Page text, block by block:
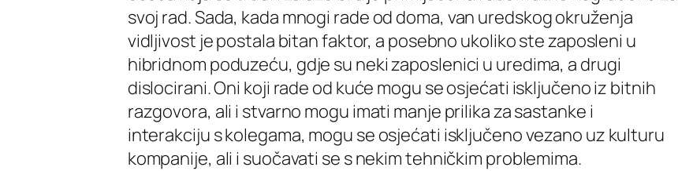
svoj rad. Sada, kada mnogi rade od doma, van uredskog okruženja
vidljivost je postala bitan faktor, a posebno ukoliko ste zaposleni u
hibridnom poduzeću, gdje su neki zaposlenici u uredima, a drugi
dislocirani. Oni koji rade od kuće mogu se osjećati isključeno iz bitnih
razgovora, ali i stvarno mogu imati manje prilika za sastanke i
interakciju s kolegama, mogu se osjećati isključeno vezano uz kulturu
kompanije, ali i suočavati se s nekim tehničkim problemima.